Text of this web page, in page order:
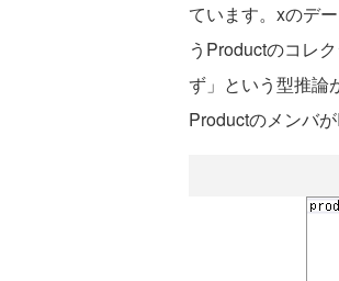
ています。xのデ
うProductのコレ
ず」という型推論
Productのメンバ